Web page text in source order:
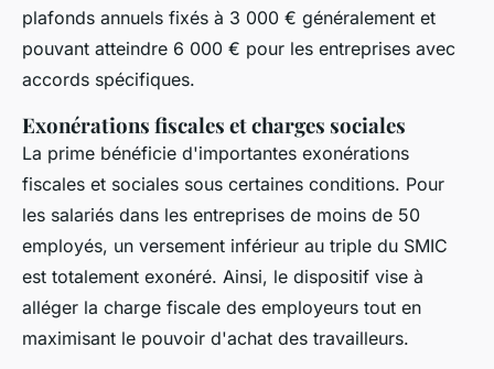
plafonds annuels fixés à 3 000 € généralement et
pouvant atteindre 6 000 € pour les entreprises avec
accords spécifiques.
Exonérations fiscales et charges sociales
La prime bénéficie d'importantes exonérations
fiscales et sociales sous certaines conditions. Pour
les salariés dans les entreprises de moins de 50
employés, un versement inférieur au triple du SMIC
est totalement exonéré. Ainsi, le dispositif vise à
alléger la charge fiscale des employeurs tout en
maximisant le pouvoir d'achat des travailleurs.